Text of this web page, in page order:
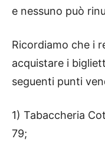
e nessuno può
Ricordiamo che i
acquistare i
seguenti punti
1) Tabaccheria
79;